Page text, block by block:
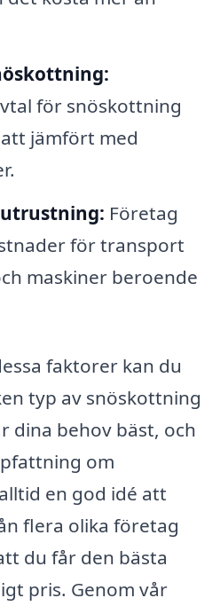
för snöskottning
jämfört med
Företag
för transport
maskiner beroende
faktorer kan du
typ av snöskottning
dina behov bäst, och
om
en god idé att
flera olika företag
du får den bästa
pris. Genom vår